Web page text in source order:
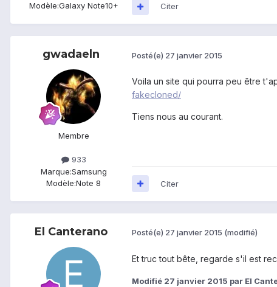
Modèle:Galaxy Note10+ Citer
gwadaeln
Membre
933
Marque:Samsung
Modèle:Note 8
Posté(e) 27 janvier 2015
Voila un site qui pourra peu être
fakecloned/
Tiens nous au courant.
Citer
El Canterano Posté(e) 27 janvier 2015 (modifié)
Et truc tout bête, regarde s'il est
Modifié 27 janvier 2015 par El